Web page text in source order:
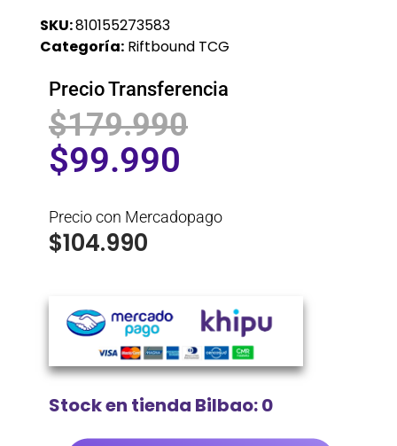
SKU:810155273583
Categoría: Riftbound TCG
Precio Transferencia
$179.990
$99.990
Precio con Mercadopago
$104.990
Stock en tienda Bilbao: 0